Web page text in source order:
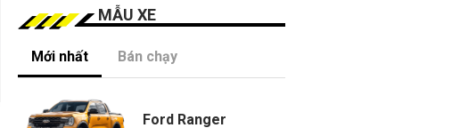
MẪU XE
Mới nhất Bán chạy
Ford Ranger